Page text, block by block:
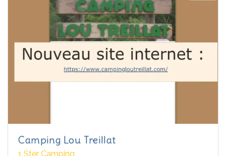
Camping Lou Treillat
1 Ster Camping